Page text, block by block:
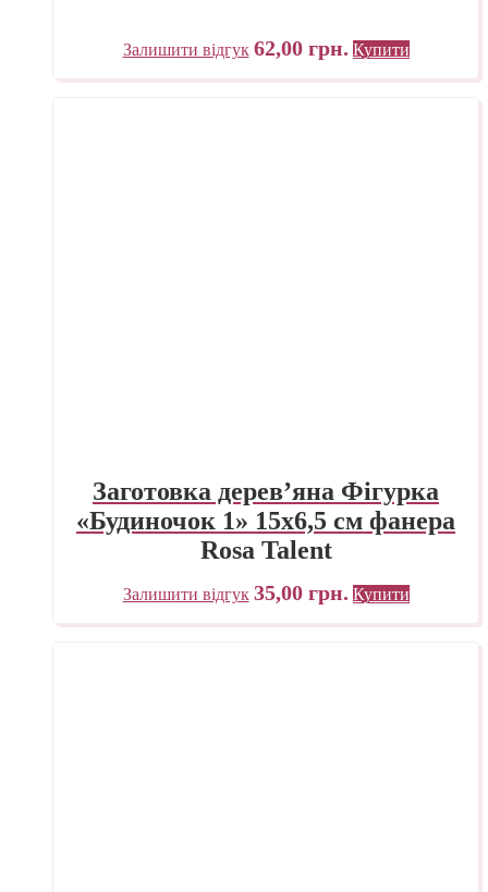
Залишити відгук 62,00 грн. Купити
Заготовка дерев’яна Фігурка
«Будиночок 1» 15х6,5 см фанера
Rosa Talent
Залишити відгук 35,00 грн. Купити